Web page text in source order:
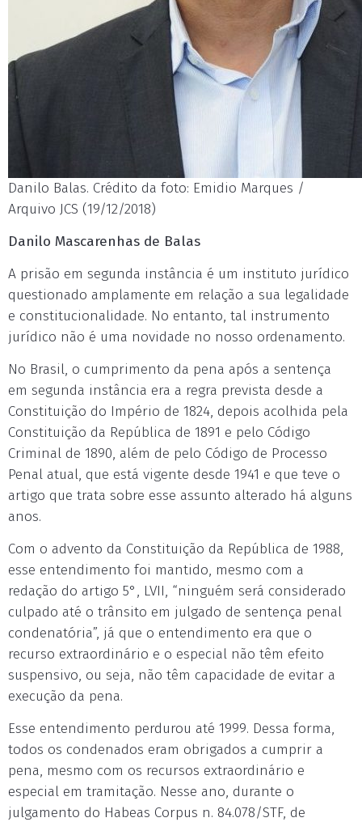
Danilo Balas. Crédito da foto: Emidio Marques /
Arquivo JCS (19/12/2018)
Danilo Mascarenhas de Balas
A prisão em segunda instância é um instituto jurídico
questionado amplamente em relação a sua legalidade
e constitucionalidade. No entanto, tal instrumento
jurídico não é uma novidade no nosso ordenamento.
No Brasil, o cumprimento da pena após a sentença
em segunda instância era a regra prevista desde a
Constituição do Império de 1824, depois acolhida pela
Constituição da República de 1891 e pelo Código
Criminal de 1890, além de pelo Código de Processo
Penal atual, que está vigente desde 1941 e que teve o
artigo que trata sobre esse assunto alterado há alguns
anos.
Com o advento da Constituição da República de 1988,
esse entendimento foi mantido, mesmo com a
redação do artigo 5°, LVII, “ninguém será considerado
culpado até o trânsito em julgado de sentença penal
condenatória”, já que o entendimento era que o
recurso extraordinário e o especial não têm efeito
suspensivo, ou seja, não têm capacidade de evitar a
execução da pena.
Esse entendimento perdurou até 1999. Dessa forma,
todos os condenados eram obrigados a cumprir a
pena, mesmo com os recursos extraordinário e
especial em tramitação. Nesse ano, durante o
julgamento do Habeas Corpus n. 84.078/STF, de